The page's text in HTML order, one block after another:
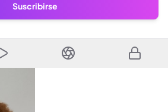
Suscribirse